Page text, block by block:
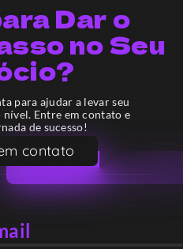
Dar o
no Seu
para ajudar a levar seu
Entre em contato e
de sucesso!
contato